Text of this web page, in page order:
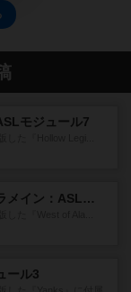
モジュール7
ウエスト・オブ・アラメイン：ASLモジュール5
ール3